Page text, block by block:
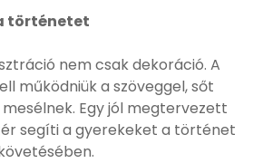
történetet
nem csak dekoráció. A
működniük a szöveggel, sőt
Egy jól megtervezett
segíti a gyerekeket a történet